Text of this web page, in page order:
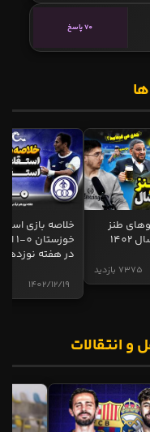
70 پاسخ
طنز
7375 بازدید
خلاصه بازی
در هفته نوزدهم
1402/12/19
و انتقالات